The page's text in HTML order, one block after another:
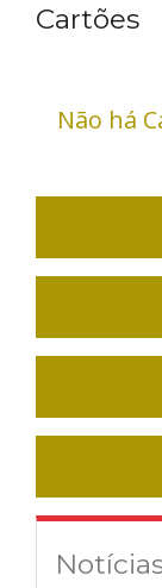
Cartões
Não há